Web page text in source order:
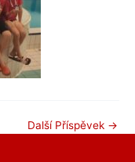
Další Příspěvek →